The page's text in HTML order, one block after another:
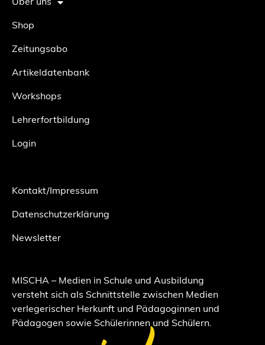
Über uns
Shop
Zeitungsabo
Artikeldatenbank
Workshops
Lehrerfortbildung
Login
Kontakt/Impressum
Datenschutzerklärung
Newsletter
MISCHA – Medien in Schule und Ausbildung
versteht sich als Schnittstelle zwischen Medien
verlegerischer Herkunft und Pädagoginnen und
Pädagogen sowie Schülerinnen und Schülern.